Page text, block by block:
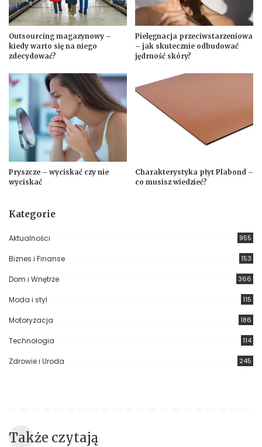
Outsourcing magazynowy –
kiedy warto się na niego
zdecydować?
Pielęgnacja przeciwstarzeniowa
– jak skutecznie odbudować
jędrność skóry?
Pryszcze – wyciskać czy nie
wyciskać
Charakterystyka płyt Plabond –
co musisz wiedzieć?
Kategorie
Aktualności 955
Biznes i Finanse 153
Dom i Wnętrze 366
Moda i styl 115
Motoryzacja 186
Technologia 114
Zdrowie i Uroda 245
Także czytają